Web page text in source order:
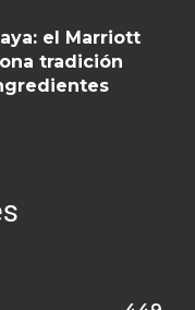
el Marriott
tradición